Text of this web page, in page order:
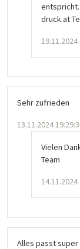
entspricht.
druck.at
19.11.2024
Sehr zufrieden
13.11.2024
Vielen
Team
14.11.2024
Alles passt super